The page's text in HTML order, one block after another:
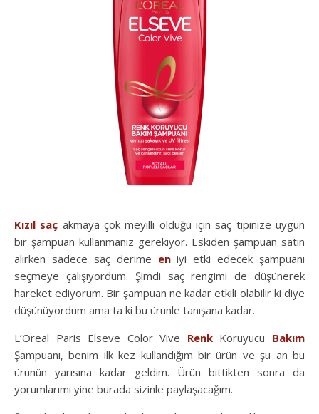
Kızıl saç akmaya çok meyilli olduğu için saç tipinize uygun
bir şampuan kullanmanız gerekiyor. Eskiden şampuan satın
alırken sadece saç derime eniyi etki edecek şampuanı
seçmeye çalışıyordum. Şimdi saç rengimi de düşünerek
hareket ediyorum. Bir şampuan ne kadar etkili olabilir ki diye
düşünüyordum ama ta ki bu ürünle tanışana kadar.
L’Oreal Paris Elseve Color Vive RenkKoruyucu Bakım
Şampuanı, benim ilk kez kullandığım bir ürün ve şu an bu
ürünün yarısına kadar geldim. Ürün bittikten sonra da
yorumlarımı yine burada sizinle paylaşacağım.